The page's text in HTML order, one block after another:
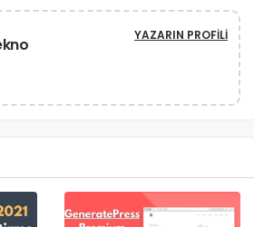
YAZARIN PROFILI